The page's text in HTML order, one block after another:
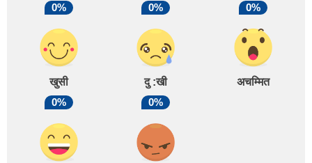
0%
खुसी
0%
दु :खी
0%
अचम्मित
0%
0%